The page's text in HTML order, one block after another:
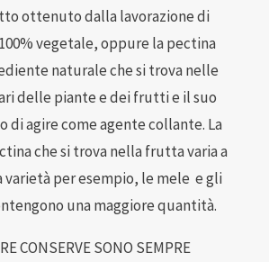
ottenuto dalla lavorazione di
vegetale, oppure la pectina
naturale che si trova nelle
delle piante e dei frutti e il suo
di agire come agente collante. La
che si trova nella frutta varia a
varietà per esempio, le mele e gli
una maggiore quantità.
CONSERVE SONO SEMPRE